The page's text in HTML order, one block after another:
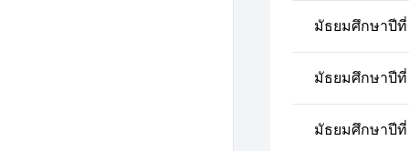
มัธยมศึกษาปีที่
มัธยมศึกษาปีที่
มัธยมศึกษาปีที่